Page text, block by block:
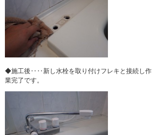
◆施工後‥‥新し水栓を取り付けフレキと接続し作
業完了です。